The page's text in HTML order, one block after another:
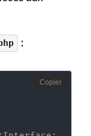
:
Copier